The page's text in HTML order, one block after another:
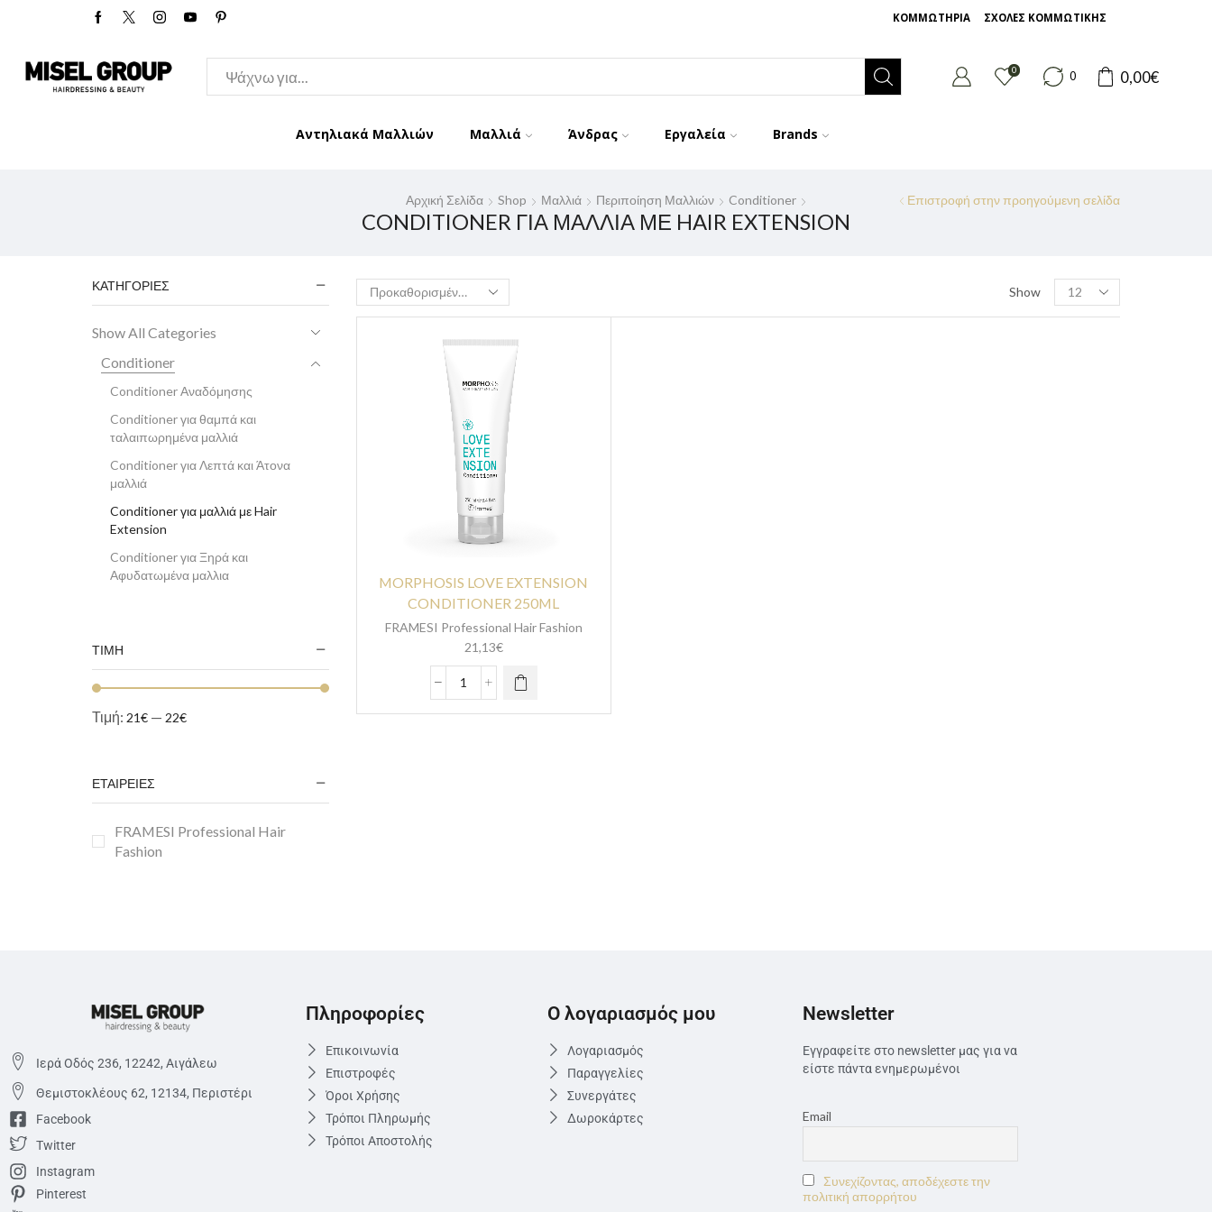
ΚΟΜΜΩΤΗΡΙΑ ΣΧΟΛΕΣ ΚΟΜΜΩΤΙΚΗΣ
0 0 0,00€
Αντηλιακά Μαλλιών Μαλλιά Άνδρας Εργαλεία Brands
Αρχική Σελίδα Shop Μαλλιά Περιποίηση Μαλλιών Conditioner
CONDITIONER ΓΙΑ ΜΑΛΛΙΆ ΜΕ HAIR EXTENSION
Επιστροφή στην προηγούμενη σελίδα
Show
MORPHOSIS LOVE EXTENSION
CONDITIONER 250ML
FRAMESI Professional Hair Fashion
21,13€
ΚΑΤΗΓΟΡΊΕΣ
Show All Categories
Conditioner
Conditioner Αναδόμησης
Conditioner για θαμπά και
ταλαιπωρημένα μαλλιά
Conditioner για Λεπτά και Άτονα
μαλλιά
Conditioner για μαλλιά με Hair
Extension
Conditioner για Ξηρά και
Αφυδατωμένα μαλλια
Conditioner για Πυτιρίδα &
Ξηροδερμία
άτονα μαλλιά
ΤΙΜΗ
Τιμή: 21€ — 22€
ΕΤΑΙΡΕΙΕΣ
FRAMESI Professional Hair
Fashion
Ιερά Οδός 236, 12242, Αιγάλεω
Θεμιστoκλέους 62, 12134, Περιστέρι
Facebook
Twitter
Instagram
Pinterest
Πληροφορίες
Επικοινωνία
Επιστροφές
Όροι Χρήσης
Τρόποι Πληρωμής
Τρόποι Αποστολής
Ο λογαριασμός μου
Λογαριασμός
Παραγγελίες
Συνεργάτες
Δωροκάρτες
Newsletter
Εγγραφείτε στο newsletter μας για να
είστε πάντα ενημερωμένοι
Email
Συνεχίζοντας, αποδέχεστε την
πολιτική απορρήτου